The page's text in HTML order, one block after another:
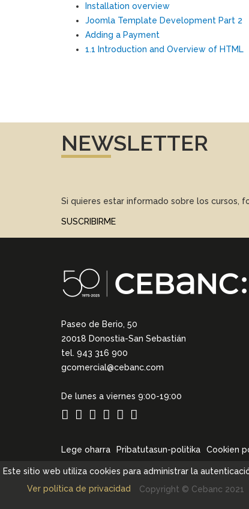
Installation overview
Joomla Template Development Part 2
Adding a Payment
1.1 Introduction and Overview of HTML
NEWSLETTER
Si quieres estar informado sobre los cursos,
SUSCRIBIRME
Paseo de Berio, 50
20018 Donostia-San Sebastián
tel. 943 316 900
gcomercial@cebanc.com
De lunes a viernes 9:00-19:00
Lege oharra Pribatutasun-politika Cookien
Copyright © Cebanc 2021
Este sitio web utiliza cookies para administrar la
Ver política de privacidad